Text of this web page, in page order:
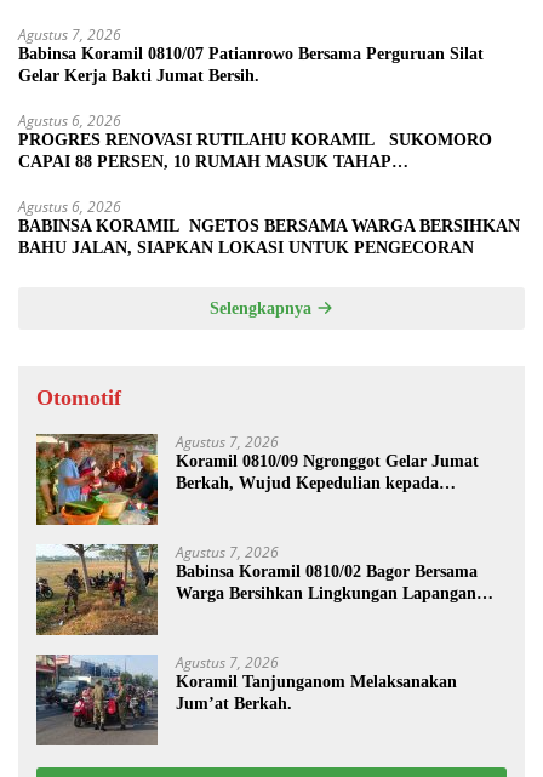
Agustus 7, 2026
Babinsa Koramil 0810/07 Patianrowo Bersama Perguruan Silat
Gelar Kerja Bakti Jumat Bersih.
Agustus 6, 2026
PROGRES RENOVASI RUTILAHU KORAMIL SUKOMORO
CAPAI 88 PERSEN, 10 RUMAH MASUK TAHAP
Agustus 6, 2026
BABINSA KORAMIL NGETOS BERSAMA WARGA BERSIHKAN
BAHU JALAN, SIAPKAN LOKASI UNTUK PENGECORAN
Selengkapnya
Otomotif
Agustus 7, 2026
Koramil 0810/09 Ngronggot Gelar Jumat
Berkah, Wujud Kepedulian kepada
Agustus 7, 2026
Babinsa Koramil 0810/02 Bagor Bersama
Warga Bersihkan Lingkungan Lapangan
Agustus 7, 2026
Koramil Tanjunganom Melaksanakan
Jum’at Berkah.